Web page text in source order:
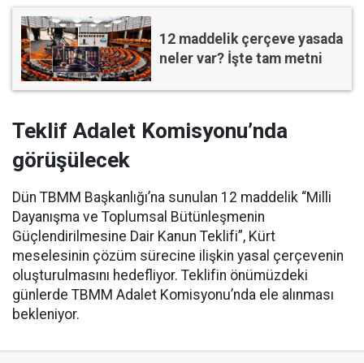
12 maddelik çerçeve yasada
neler var? İşte tam metni
Teklif Adalet Komisyonu’nda
görüşülecek
Dün TBMM Başkanlığı’na sunulan 12 maddelik “Milli
Dayanışma ve Toplumsal Bütünleşmenin
Güçlendirilmesine Dair Kanun Teklifi”, Kürt
meselesinin çözüm sürecine ilişkin yasal çerçevenin
oluşturulmasını hedefliyor. Teklifin önümüzdeki
günlerde TBMM Adalet Komisyonu’nda ele alınması
bekleniyor.